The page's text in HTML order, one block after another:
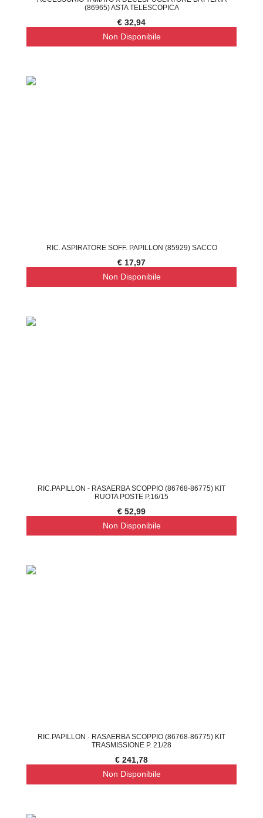
(86965) ASTA TELESCOPICA
€ 32,94
Non Disponibile
RIC. ASPIRATORE SOFF. PAPILLON (85929) SACCO
€ 17,97
Non Disponibile
RIC.PAPILLON - RASAERBA SCOPPIO (86768-86775) KIT
RUOTA POSTE P.16/15
€ 52,99
Non Disponibile
RIC.PAPILLON - RASAERBA SCOPPIO (86768-86775) KIT
TRASMISSIONE P. 21/28
€ 241,78
Non Disponibile